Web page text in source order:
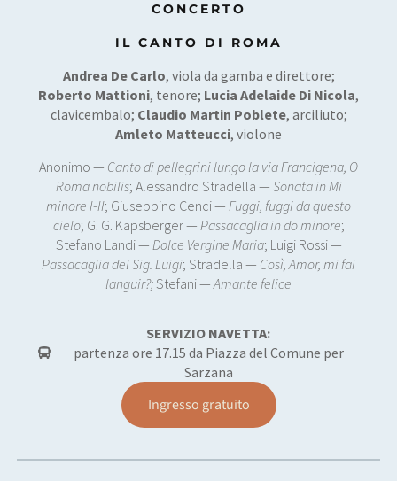
CONCERTO
IL CANTO DI ROMA
Andrea De Carlo, viola da gamba e direttore;
Roberto Mattioni, tenore; Lucia Adelaide Di Nicola,
clavicembalo; Claudio Martin Poblete, arciliuto;
Amleto Matteucci, violone
Anonimo — Canto di pellegrini lungo la via Francigena, O
Roma nobilis; Alessandro Stradella — Sonata in Mi
minore I-II; Giuseppino Cenci — Fuggi, fuggi da questo
cielo; G. G. Kapsberger — Passacaglia in do minore;
Stefano Landi — Dolce Vergine Maria; Luigi Rossi —
Passacaglia del Sig. Luigi; Stradella — Così, Amor, mi fai
languir?;Stefani — Amante felice
SERVIZIO NAVETTA:
partenza ore 17.15 da Piazza del Comune per
Sarzana
Ingresso gratuito